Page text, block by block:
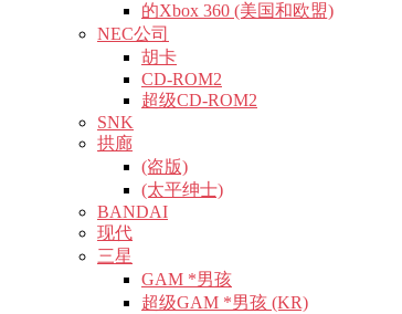
的Xbox 360 (美国和欧盟)
NEC公司
胡卡
CD-ROM2
超级CD-ROM2
SNK
拱廊
(盗版)
(太平绅士)
BANDAI
现代
三星
GAM *男孩
超级GAM *男孩 (KR)